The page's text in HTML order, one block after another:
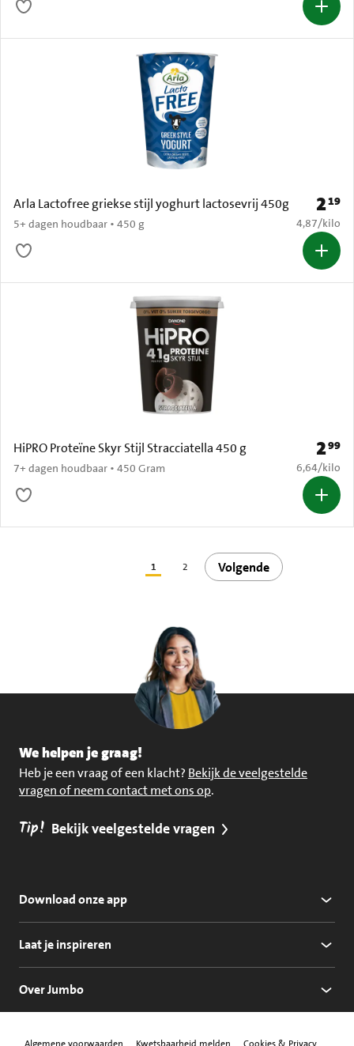
Arla Lactofree griekse stijl yoghurt lactosevrij 450g
5+ dagen houdbaar • 450 g
Prijs:
219
€ 4,87 per
4,87/kilo
HiPRO Proteïne Skyr Stijl Stracciatella 450 g
7+ dagen houdbaar • 450 Gram
Prijs:
299
€ 6,64 per
6,64/kilo
1 2 Volgende
We helpen je graag!
Heb je een vraag of een klacht? Bekijk de veelgestelde
vragen of neem contact met ons op.
Tip! Bekijk veelgestelde vragen
Download onze app
Laat je inspireren
Over Jumbo